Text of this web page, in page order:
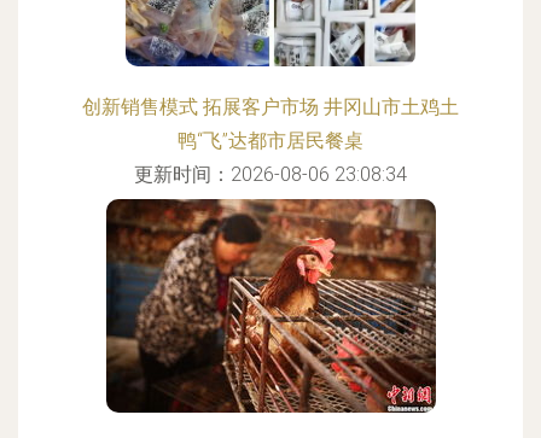
创新销售模式 拓展客户市场 井冈山市土鸡土
鸭“飞”达都市居民餐桌
更新时间：2026-08-06 23:08:34